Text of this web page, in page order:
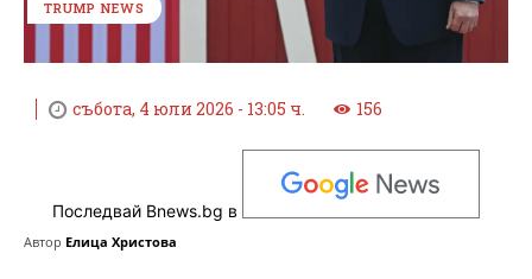
TRUMP NEWS
събота, 4 юли 2026 - 13:05 ч. 156
Последвай Bnews.bg в
Автор Елица Христова